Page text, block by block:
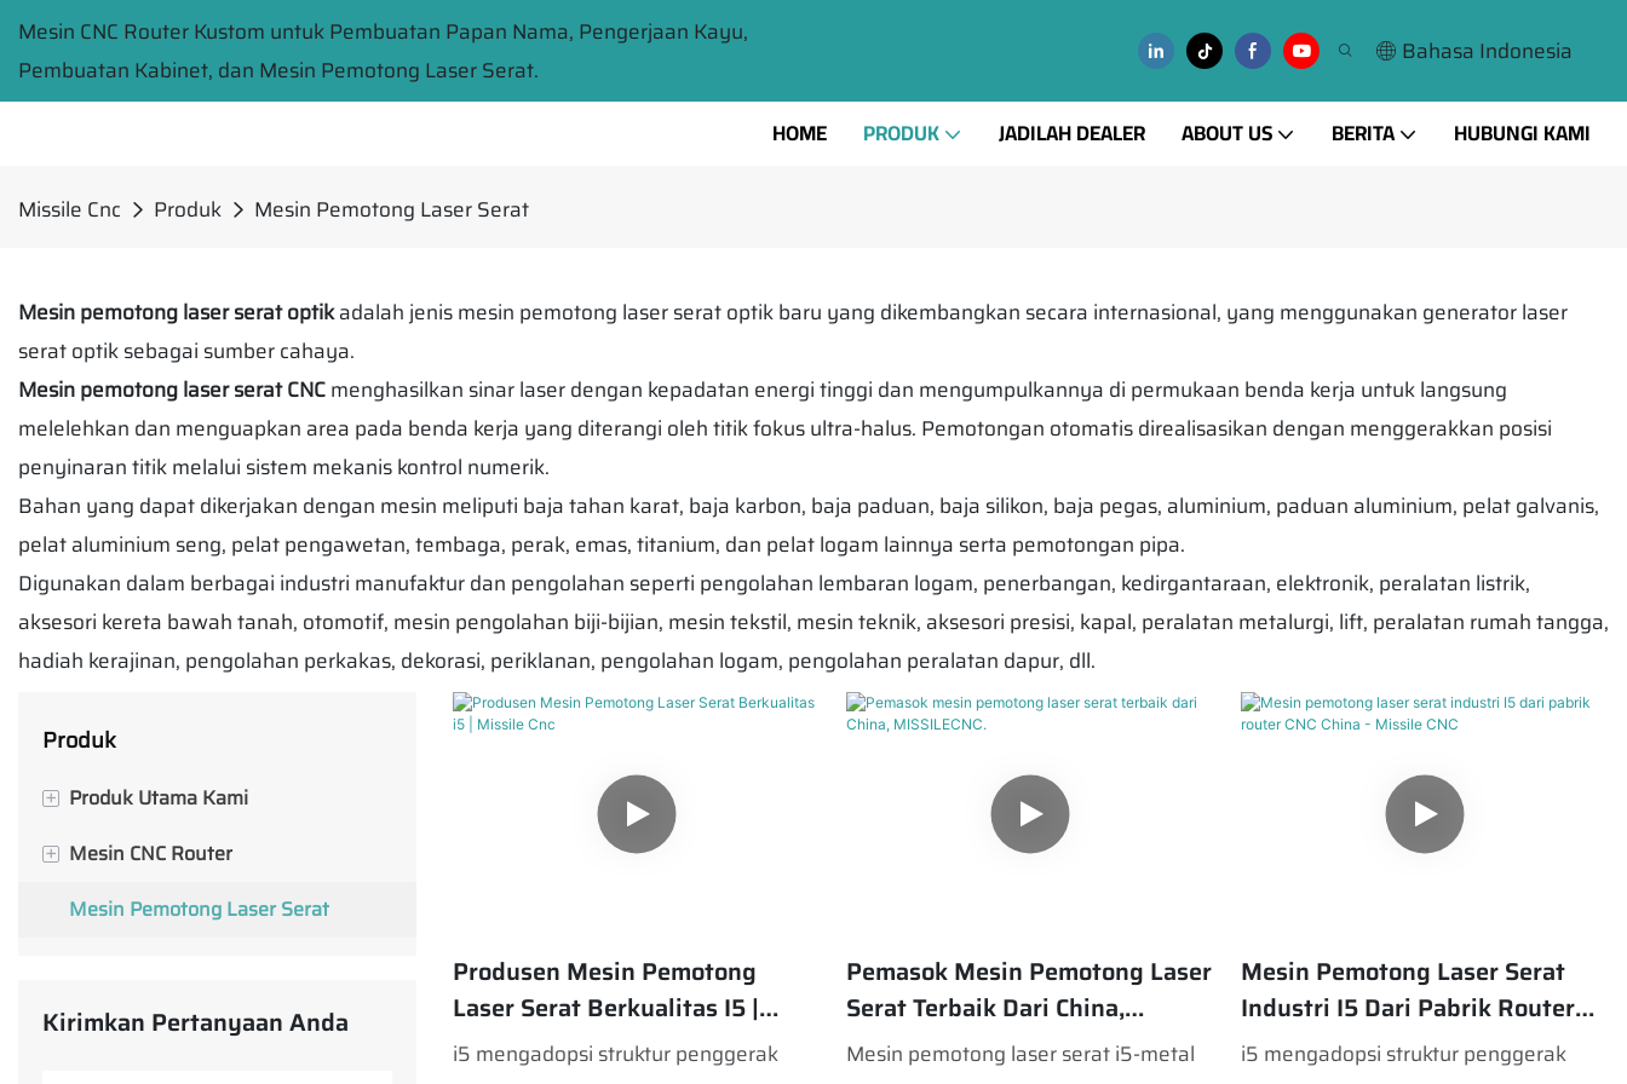
Mesin CNC Router Kustom untuk Pembuatan Papan Nama, Pengerjaan Kayu,
Pembuatan Kabinet, dan Mesin Pemotong Laser Serat.
Bahasa Indonesia
HOME PRODUK JADILAH DEALER ABOUT US BERITA HUBUNGI KAMI
Missile Cnc Produk Mesin Pemotong Laser Serat
Mesin pemotong laser serat optikadalah jenis mesin pemotong laser serat optik baru yang dikembangkan secara internasional, yang menggunakan generator laser
serat optik sebagai sumber cahaya.
Mesin pemotong laser serat CNCmenghasilkan sinar laser dengan kepadatan energi tinggi dan mengumpulkannya di permukaan benda kerja untuk langsung
melelehkan dan menguapkan area pada benda kerja yang diterangi oleh titik fokus ultra-halus. Pemotongan otomatis direalisasikan dengan menggerakkan posisi
penyinaran titik melalui sistem mekanis kontrol numerik.
Bahan yang dapat dikerjakan dengan mesin meliputi baja tahan karat, baja karbon, baja paduan, baja silikon, baja pegas, aluminium, paduan aluminium, pelat galvanis,
pelat aluminium seng, pelat pengawetan, tembaga, perak, emas, titanium, dan pelat logam lainnya serta pemotongan pipa.
Digunakan dalam berbagai industri manufaktur dan pengolahan seperti pengolahan lembaran logam, penerbangan, kedirgantaraan, elektronik, peralatan listrik,
aksesori kereta bawah tanah, otomotif, mesin pengolahan biji-bijian, mesin tekstil, mesin teknik, aksesori presisi, kapal, peralatan metalurgi, lift, peralatan rumah tangga,
hadiah kerajinan, pengolahan perkakas, dekorasi, periklanan, pengolahan logam, pengolahan peralatan dapur, dll.
Produk
+ Produk Utama Kami
Mesin CNC Router Seri M untuk
Mesin CNC Router Seri S untuk
+ Mesin CNC Router
Mesin CNC Router untuk
Pengerjaan Kayu
Mesin Pemotong Laser Serat
Kirimkan Pertanyaan Anda
Produsen Mesin Pemotong
Laser Serat Berkualitas I5 |
Missile Cnc
i5 mengadopsi struktur penggerak
Pemasok Mesin Pemotong Laser
Serat Terbaik Dari China,
MISSILECNC.
Mesin pemotong laser serat i5-metal
Mesin Pemotong Laser Serat
Industri I5 Dari Pabrik Router
CNC China - Missile CNC
i5 mengadopsi struktur penggerak